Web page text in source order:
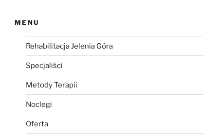
MENU
Rehabilitacja Jelenia Góra
Specjaliści
Metody Terapii
Noclegi
Oferta